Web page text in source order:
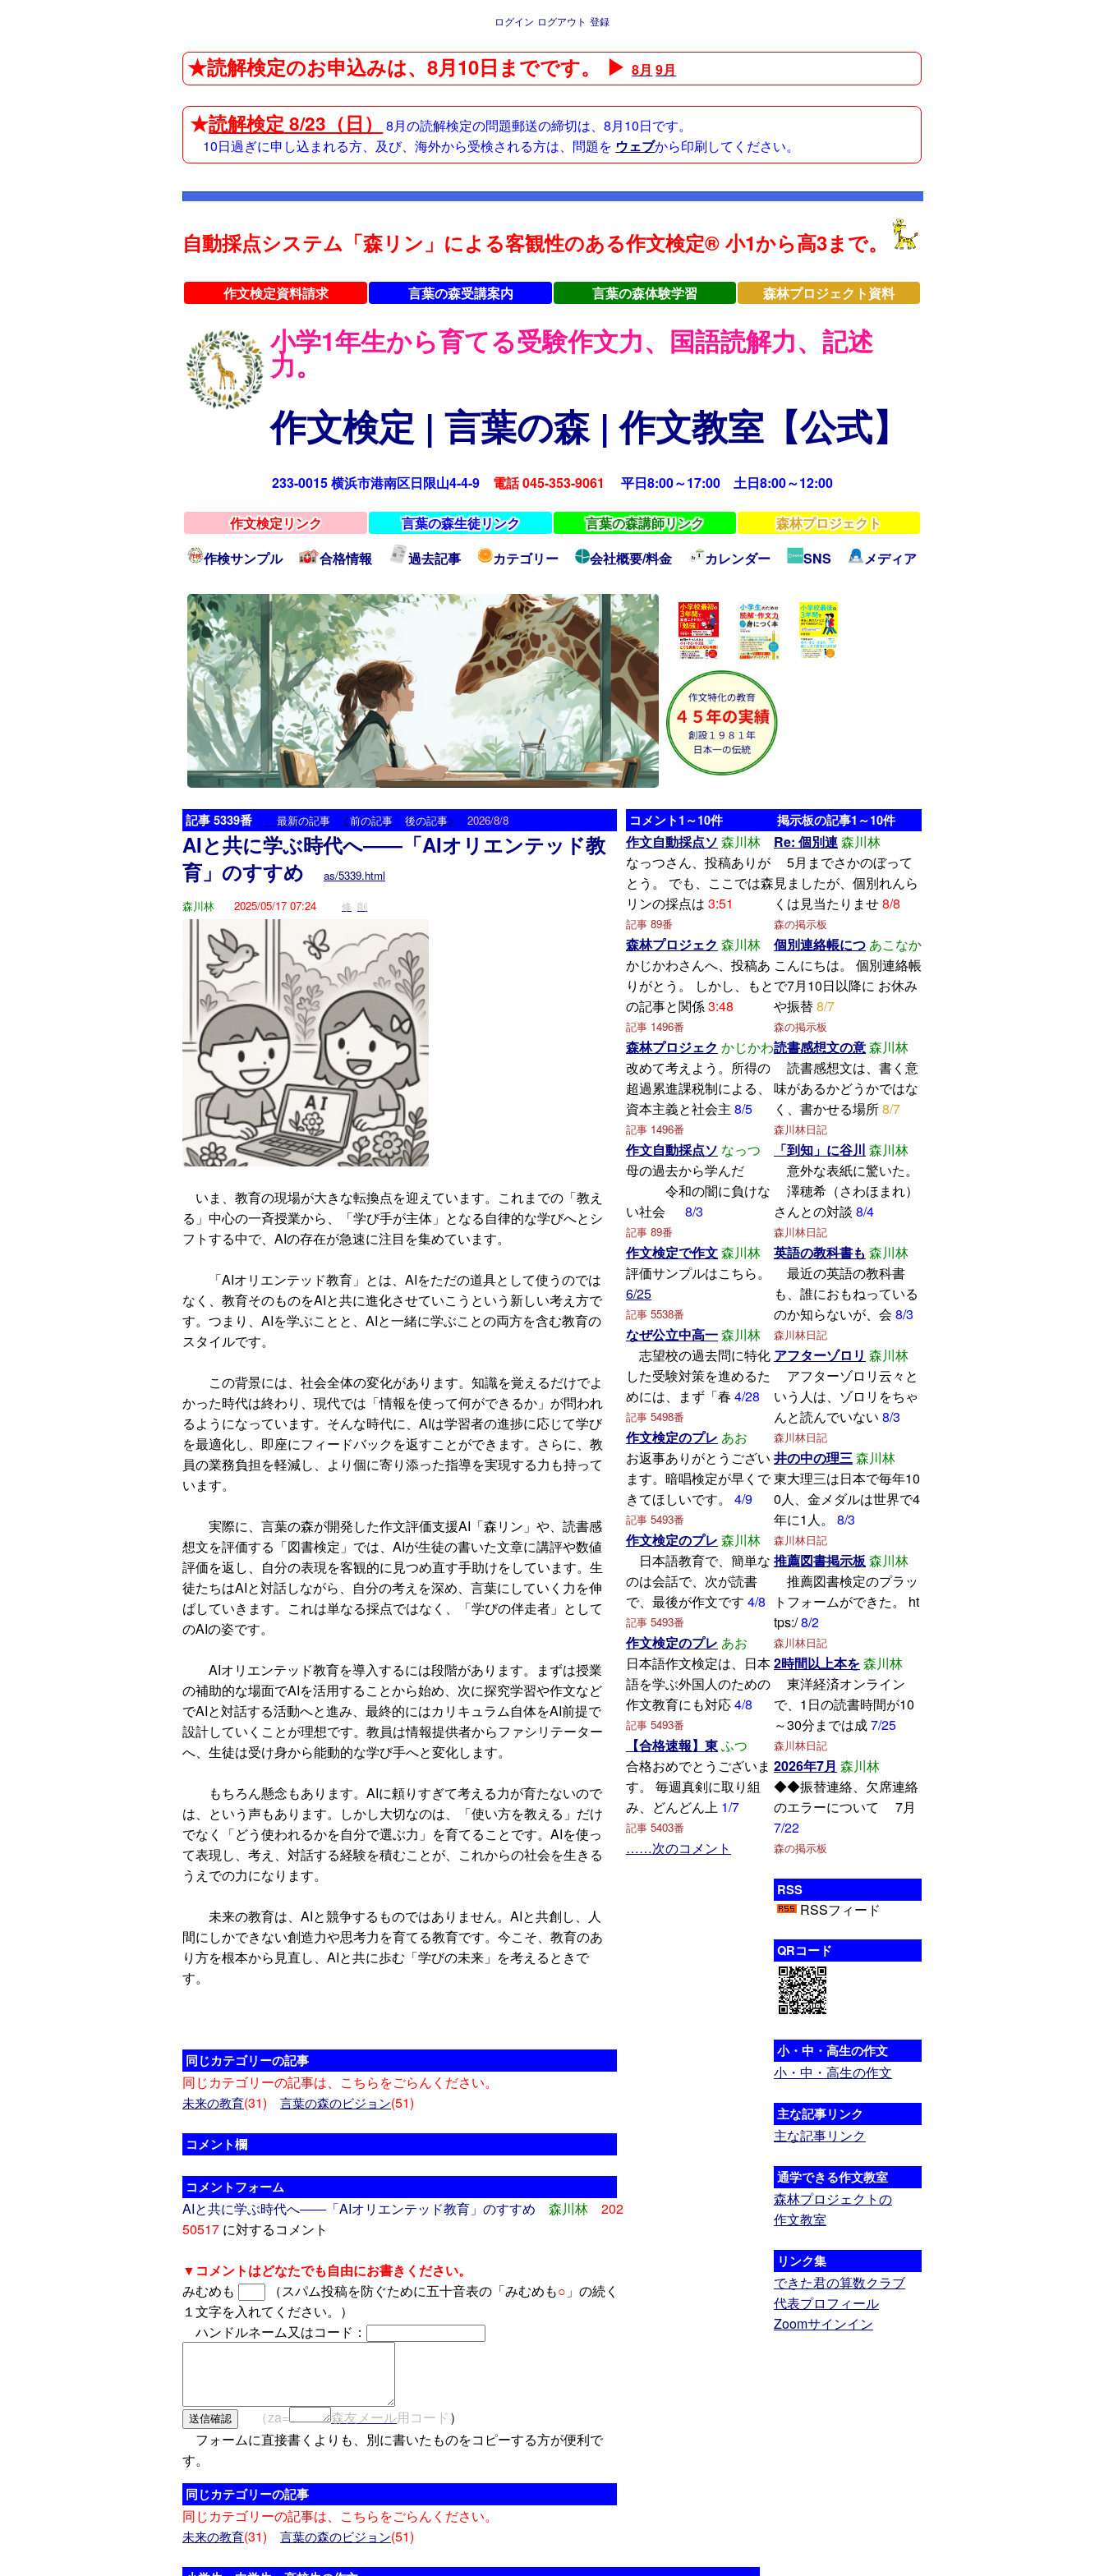
ログイン ログアウト 登録
★読解検定のお申込みは、8月10日までです。 ▶8月 9月
★読解検定 8/23（日）
8月の読解検定の問題郵送の締切は、8月10日です。
10日過ぎに申し込まれる方、及び、海外から受検される方は、問題を ウェブから印刷してください。
自動採点システム「森リン」による客観性のある作文検定® 小1から高3まで。
作文検定資料請求 言葉の森受講案内 言葉の森体験学習 森林プロジェクト資料
小学1年生から育てる受験作文力、国語読解力、記述
力。
作文検定 | 言葉の森 | 作文教室【公式】
233-0015 横浜市港南区日限山4-4-9 電話 045-353-9061 平日8:00～17:00 土日8:00～12:00
作文検定リンク 言葉の森生徒リンク 言葉の森講師リンク
森林プロジェクト
作検サンプル
合格情報 過去記事 カテゴリー 会社概要/料金 カレンダー SNS メディア
記事 5339番 最新の記事 <前の記事 後の記事> 2026/8/8
AIと共に学ぶ時代へ――「AIオリエンテッド教
育」のすすめ
as/5339.html
森川林
2025/05/17 07:24 修 削
いま、教育の現場が大きな転換点を迎えています。これまでの「教え
る」中心の一斉授業から、「学び手が主体」となる自律的な学びへとシ
フトする中で、AIの存在が急速に注目を集めています。
「AIオリエンテッド教育」とは、AIをただの道具として使うのでは
なく、教育そのものをAIと共に進化させていこうという新しい考え方で
す。つまり、AIを学ぶことと、AIと一緒に学ぶことの両方を含む教育の
スタイルです。
この背景には、社会全体の変化があります。知識を覚えるだけでよ
かった時代は終わり、現代では「情報を使って何ができるか」が問われ
るようになっています。そんな時代に、AIは学習者の進捗に応じて学び
を最適化し、即座にフィードバックを返すことができます。さらに、教
員の業務負担を軽減し、より個に寄り添った指導を実現する力も持って
います。
実際に、言葉の森が開発した作文評価支援AI「森リン」や、読書感
想文を評価する「図書検定」では、AIが生徒の書いた文章に講評や数値
評価を返し、自分の表現を客観的に見つめ直す手助けをしています。生
徒たちはAIと対話しながら、自分の考えを深め、言葉にしていく力を伸
ばしていきます。これは単なる採点ではなく、「学びの伴走者」として
のAIの姿です。
AIオリエンテッド教育を導入するには段階があります。まずは授業
の補助的な場面でAIを活用することから始め、次に探究学習や作文など
でAIと対話する活動へと進み、最終的にはカリキュラム自体をAI前提で
設計していくことが理想です。教員は情報提供者からファシリテーター
へ、生徒は受け身から能動的な学び手へと変化します。
もちろん懸念もあります。AIに頼りすぎて考える力が育たないので
は、という声もあります。しかし大切なのは、「使い方を教える」だけ
でなく「どう使われるかを自分で選ぶ力」を育てることです。AIを使っ
て表現し、考え、対話する経験を積むことが、これからの社会を生きる
うえでの力になります。
未来の教育は、AIと競争するものではありません。AIと共創し、人
間にしかできない創造力や思考力を育てる教育です。今こそ、教育のあ
り方を根本から見直し、AIと共に歩む「学びの未来」を考えるときで
す。
同じカテゴリーの記事
同じカテゴリーの記事は、こちらをごらんください。
未来の教育(31) 言葉の森のビジョン(51)
コメント欄
コメントフォーム
AIと共に学ぶ時代へ――「AIオリエンテッド教育」のすすめ 森川林
202
50517 に対するコメント
▼コメントはどなたでも自由にお書きください。
みむめも
（スパム投稿を防ぐために五十音表の「みむめも○ 」の続く
１文字を入れてください。）
ハンドルネーム又はコード：
（za= 森友メール用コード）
フォームに直接書くよりも、別に書いたものをコピーする方が便利で
す。
同じカテゴリーの記事
同じカテゴリーの記事は、こちらをごらんください。
未来の教育(31) 言葉の森のビジョン(51)
コメント1～10件
作文自動採点ソ 森川林
なっつさん、投稿ありが
とう。 でも、ここでは森
リンの採点は 3:51
記事 89番
森林プロジェク 森川林
かじかわさんへ、投稿あ
りがとう。 しかし、もと
の記事と関係3:48
記事 1496番
森林プロジェク かじかわ
改めて考えよう。所得の
超過累進課税制による、
資本主義と社会主 8/5
記事 1496番
作文自動採点ソ なっつ
母の過去から学んだ
令和の闇に負けな
い社会
8/3
記事 89番
作文検定で作文森川林
評価サンプルはこちら。
6/25
記事 5538番
なぜ公立中高一森川林
志望校の過去問に特化
した受験対策を進めるた
めには、まず「春 4/28
記事 5498番
作文検定のプレ あお
お返事ありがとうござい
ます。暗唱検定が早くで
きてほしいです。
4/9
記事 5493番
作文検定のプレ 森川林
日本語教育で、簡単な
のは会話で、次が読書
で、最後が作文です 4/8
記事 5493番
作文検定のプレ あお
日本語作文検定は、日本
語を学ぶ外国人のための
作文教育にも対応4/8
記事 5493番
【合格速報】東ふつ
合格おめでとうございま
す。 毎週真剣に取り組
み、どんどん上 1/7
記事 5403番
……次のコメント
掲示板の記事1～10件
Re: 個別連森川林
5月までさかのぼって
見ましたが、個別れんら
くは見当たりませ8/8
森の掲示板
個別連絡帳につ あこなか
こんにちは。 個別連絡帳
で7月10日以降に お休み
や振替8/7
森の掲示板
読書感想文の意森川林
読書感想文は、書く意
味があるかどうかではな
く、書かせる場所8/7
森川林日記
「到知」に谷川 森川林
意外な表紙に驚いた。
澤穂希（さわほまれ）
さんとの対談 8/4
森川林日記
英語の教科書も 森川林
最近の英語の教科書
も、誰におもねっている
のか知らないが、会 8/3
森川林日記
アフターゾロリ 森川林
アフターゾロリ云々と
いう人は、ゾロリをちゃ
んと読んでいない 8/3
森川林日記
井の中の理三森川林
東大理三は日本で毎年10
0人、金メダルは世界で4
年に1人。 8/3
森川林日記
推薦図書掲示板森川林
推薦図書検定のプラッ
トフォームができた。 ht
tps:/8/2
森川林日記
2時間以上本を森川林
東洋経済オンライン
で、1日の読書時間が10
～30分までは成7/25
森川林日記
2026年7月 森川林
◆◆振替連絡、欠席連絡
のエラーについて 7月
7/22
森の掲示板
RSS
RSSフィード
QRコード
小・中・高生の作文
小・中・高生の作文
主な記事リンク
主な記事リンク
通学できる作文教室
森林プロジェクトの
作文教室
リンク集
できた君の算数クラブ
代表プロフィール
Zoomサインイン